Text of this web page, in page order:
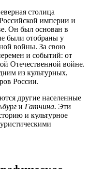
столица
империи и
Он был основан в
были отобраны у
войны. За свою
и событий: от
Отечественной войне.
из культурных,
России.
другие населенные
и Гатчина. Эти
и культурное